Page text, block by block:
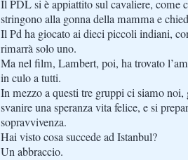
Il PDL si è appiattito sul cavaliere, come
stringono alla gonna della mamma e
Il Pd ha giocato ai dieci piccoli indiani,
rimarrà solo uno.
Ma nel film, Lambert, poi, ha trovato
in culo a tutti.
In mezzo a questi tre gruppi ci siamo
svanire una speranza vita felice, e si
sopravvivenza.
Hai visto cosa succede ad Istanbul?
Un abbraccio.